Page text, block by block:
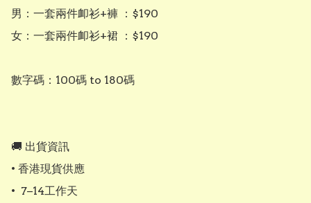
男：一套兩件卹衫+褲 ：$190
女：一套兩件卹衫+裙 ：$190
數字碼：100碼 to 180碼
🚚 出貨資訊
• 香港現貨供應
•  7–14工作天